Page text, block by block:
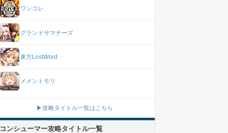
ワンコレ
グランドサマナーズ
東方LostWord
メメントモリ
▶攻略タイトル一覧はこちら
コンシューマー攻略タイトル一覧